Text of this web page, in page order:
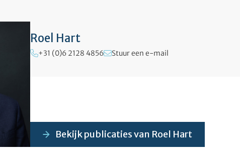
Roel Hart
+31 (0)6 2128 4856 Stuur een e-mail
Bekijk publicaties van Roel Hart